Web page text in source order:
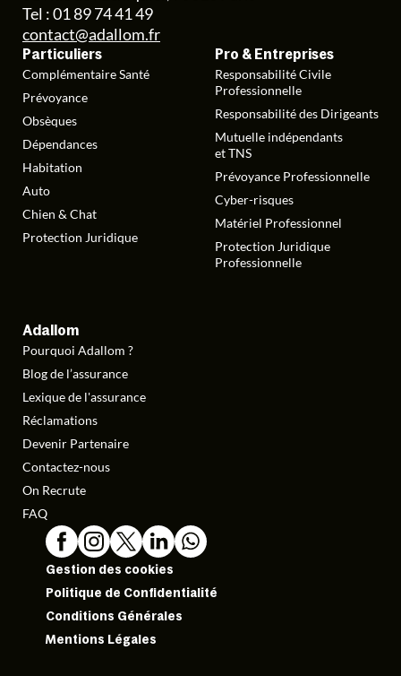
Tel : 01 89 74 41 49
contact@adallom.fr
Particuliers
Complémentaire Santé
Prévoyance
Obsèques
Dépendances
Habitation
Auto
Chien & Chat
Protection Juridique
Pro & Entreprises
Responsabilité Civile
Professionnelle
Responsabilité des Dirigeants
Mutuelle indépendants
et TNS
Prévoyance Professionnelle
Cyber-risques
Matériel Professionnel
Protection Juridique
Professionnelle
Adallom
Pourquoi Adallom ?
Blog de l’assurance
Lexique de l'assurance
Réclamations
Devenir Partenaire
Contactez-nous
On Recrute
FAQ
Gestion des cookies
Politique de Confidentialité
Conditions Générales
Mentions Légales